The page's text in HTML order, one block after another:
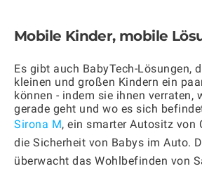
Mobile Kinder, mobile
Es gibt auch BabyTech-Lösungen,
kleinen und großen Kindern ein
können - indem sie ihnen verraten,
gerade geht und wo es sich
Sirona M, ein smarter Autositz von
die Sicherheit von Babys im Auto.
überwacht das Wohlbefinden von